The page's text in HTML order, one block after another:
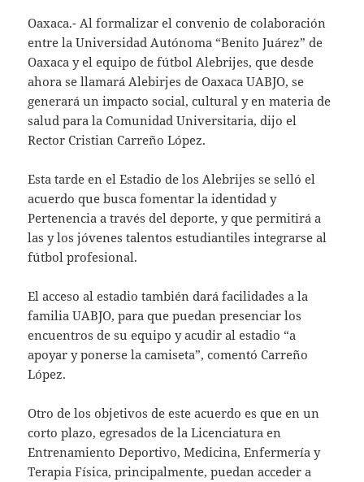
Oaxaca.- Al formalizar el convenio de colaboración
entre la Universidad Autónoma “Benito Juárez” de
Oaxaca y el equipo de fútbol Alebrijes, que desde
ahora se llamará Alebirjes de Oaxaca UABJO, se
generará un impacto social, cultural y en materia de
salud para la Comunidad Universitaria, dijo el
Rector Cristian Carreño López.
Esta tarde en el Estadio de los Alebrijes se selló el
acuerdo que busca fomentar la identidad y
Pertenencia a través del deporte, y que permitirá a
las y los jóvenes talentos estudiantiles integrarse al
fútbol profesional.
El acceso al estadio también dará facilidades a la
familia UABJO, para que puedan presenciar los
encuentros de su equipo y acudir al estadio “a
apoyar y ponerse la camiseta”, comentó Carreño
López.
Otro de los objetivos de este acuerdo es que en un
corto plazo, egresados de la Licenciatura en
Entrenamiento Deportivo, Medicina, Enfermería y
Terapia Física, principalmente, puedan acceder a